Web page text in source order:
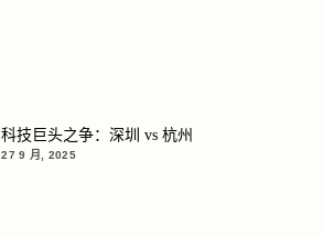
科技巨头之争：深圳 vs 杭州
27 9 月, 2025